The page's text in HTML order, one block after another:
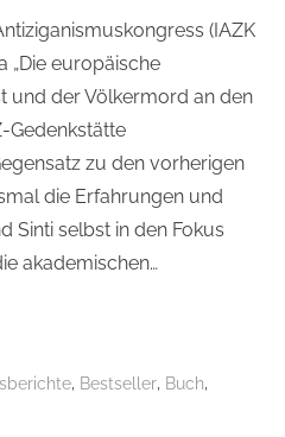
(IAZK
„Die europäische
und der Völkermord an den
Gedenkstätte
zu den vorherigen
die Erfahrungen und
Sinti selbst in den Fokus
akademischen…
, Bestseller, Buch,